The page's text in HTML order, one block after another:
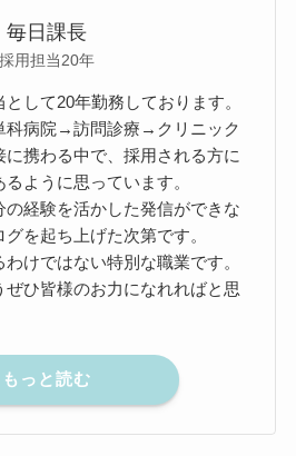
毎日課長
採用担当20年
して20年勤務しております。
科病院→訪問診療→クリニック
に携わる中で、採用される方に
ように思っています。
の経験を活かした発信ができな
を起ち上げた次第です。
けではない特別な職業です。
ひ皆様のお力になれればと思
もっと読む